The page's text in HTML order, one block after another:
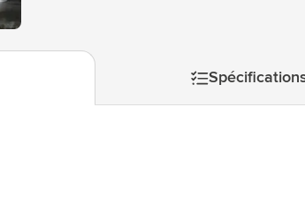
pour la catégorie Outils & Déplacements